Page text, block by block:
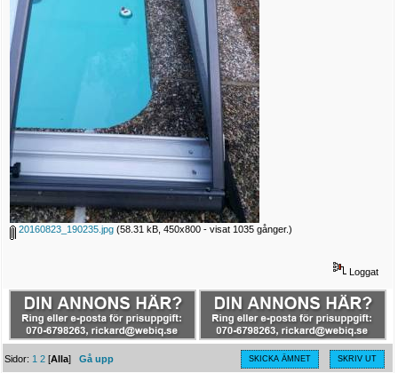
20160823_190235.jpg (58.31 kB, 450x800 - visat 1035 gånger.)
Loggat
SKICKA ÄMNET SKRIV UT
Sidor: 1 2 [Alla]Gå upp